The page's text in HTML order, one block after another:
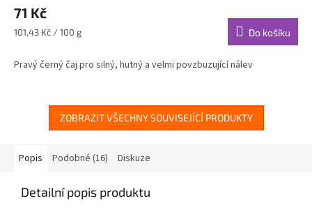
71 Kč
Měrná
101,43 Kč / 100 g Do košíku
Pravý černý čaj pro silný, hutný a velmi povzbuzující nálev
ZOBRAZIT VŠECHNY SOUVISEJÍCÍ PRODUKTY
Popis Podobné (16) Diskuze
Detailní popis produktu